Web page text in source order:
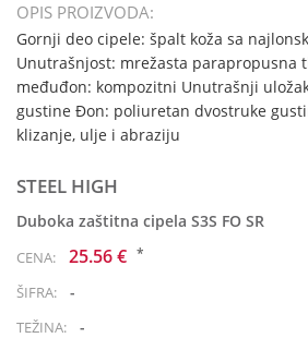
OPIS PROIZVODA:
Gornji deo cipele: špalt koža sa
Unutrašnjost: mrežasta parapropusna
međuđon: kompozitni Unutrašnji
gustine Đon: poliuretan dvostruke
klizanje, ulje i abraziju
STEEL HIGH
Duboka zaštitna cipela S3S FO SR
CENA: 25.56 € *
ŠIFRA: -
TEŽINA: -